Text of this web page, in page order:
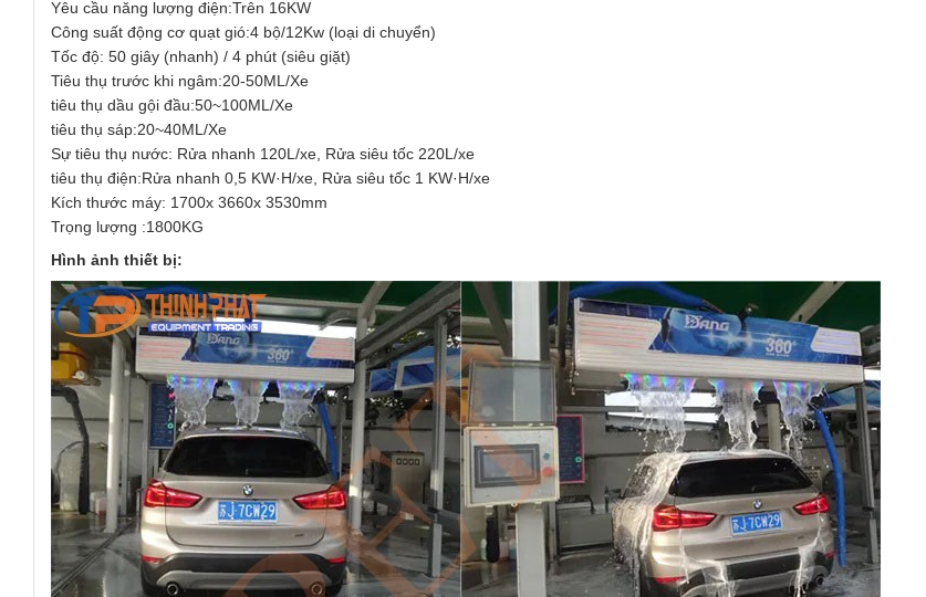
Yêu cầu năng lượng điện:Trên 16KW
Công suất động cơ quạt gió:4 bộ/12Kw (loại di chuyển)
Tốc độ: 50 giây (nhanh) / 4 phút (siêu giặt)
Tiêu thụ trước khi ngâm:20-50ML/Xe
tiêu thụ dầu gội đầu:50~100ML/Xe
tiêu thụ sáp:20~40ML/Xe
Sự tiêu thụ nước: Rửa nhanh 120L/xe, Rửa siêu tốc 220L/xe
tiêu thụ điện:Rửa nhanh 0,5 KW·H/xe, Rửa siêu tốc 1 KW·H/xe
Kích thước máy: 1700x 3660x 3530mm
Trọng lượng :1800KG
Hình ảnh thiết bị: